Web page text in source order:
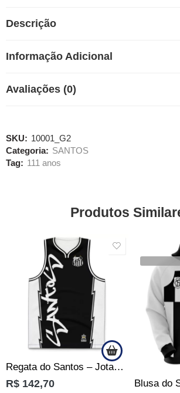
Descrição
Informação Adicional
Avaliações (0)
SKU: 10001_G2
Categoria: SANTOS
Tag: 111 anos
Produtos
Regata do Santos – Jotaz – Grafite black – Masculino
R$ 142,70